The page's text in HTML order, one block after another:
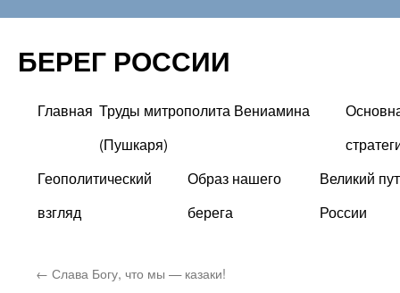
БЕРЕГ РОССИИ
Перейти
содержимому
Главная Труды митрополита Вениамина
(Пушкаря)
Геополитический
взгляд
Образ нашего
берега
Великий
России
← Слава Богу, что мы — казаки!